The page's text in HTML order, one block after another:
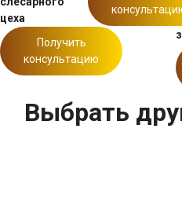
цеха
Получить
консультацию
Выбрать